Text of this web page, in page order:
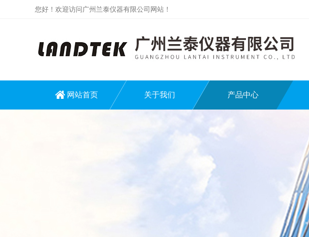
您好！欢迎访问广州兰泰仪器有限公司网站！
网站首页 关于我们 产品中心